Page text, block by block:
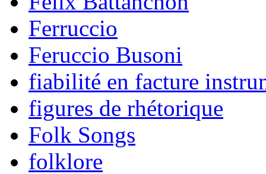
Ferruccio
Feruccio Busoni
fiabilité en facture
figures de rhétorique
Folk Songs
folklore